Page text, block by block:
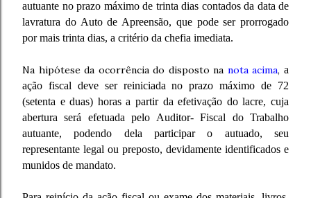
autuante no prazo máximo de trinta dias contados da data de
lavratura do Auto de Apreensão, que pode ser prorrogado
por mais trinta dias, a critério da chefia imediata.
Na hipótese da ocorrência do disposto na nota acima,a
ação fiscal deve ser reiniciada no prazo máximo de 72
(setenta e duas) horas a partir da efetivação do lacre, cuja
abertura será efetuada pelo Auditor- Fiscal do Trabalho
autuante, podendo dela participar o autuado, seu
representante legal ou preposto, devidamente identificados e
munidos de mandato.